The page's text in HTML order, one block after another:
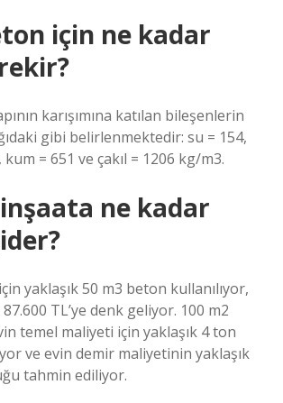
için ne kadar
karışımına katılan bileşenlerin
gibi belirlenmektedir: su = 154,
= 651 ve çakıl = 1206 kg/m3.
ne kadar
yaklaşık 50 m3 beton kullanılıyor,
TL’ye denk geliyor. 100 m2
temel maliyeti için yaklaşık 4 ton
ve evin demir maliyetinin yaklaşık
tahmin ediliyor.